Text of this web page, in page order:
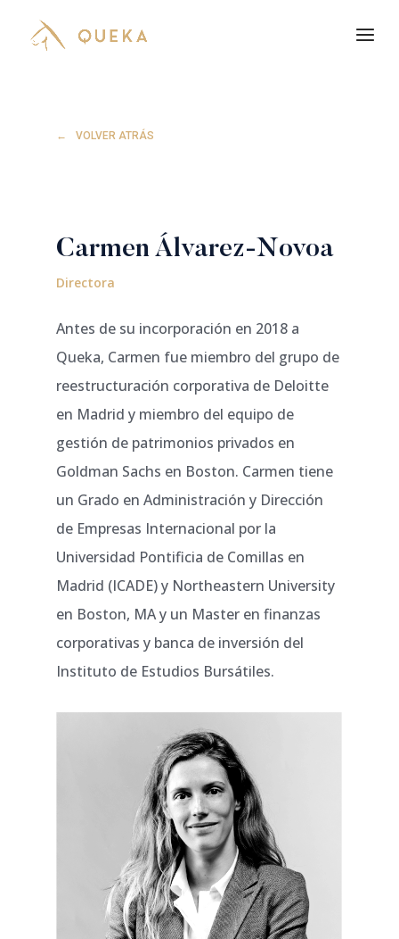
VOLVER ATRÁS
Carmen Álvarez-Novoa
Directora
Antes de su incorporación en 2018 a
Queka, Carmen fue miembro del grupo de
reestructuración corporativa de Deloitte
en Madrid y miembro del equipo de
gestión de patrimonios privados en
Goldman Sachs en Boston. Carmen tiene
un Grado en Administración y Dirección
de Empresas Internacional por la
Universidad Pontificia de Comillas en
Madrid (ICADE) y Northeastern University
en Boston, MA y un Master en finanzas
corporativas y banca de inversión del
Instituto de Estudios Bursátiles.